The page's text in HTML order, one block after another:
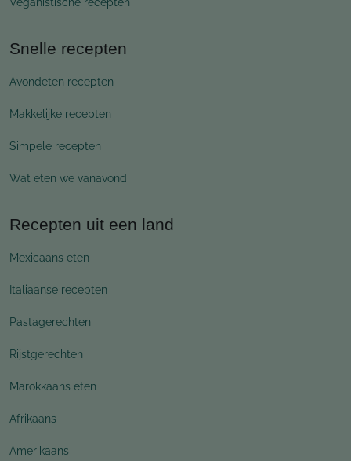
Snelle recepten
Avondeten recepten
Makkelijke recepten
Simpele recepten
Wat eten we vanavond
Recepten uit een land
Mexicaans eten
Italiaanse recepten
Pastagerechten
Rijstgerechten
Marokkaans eten
Afrikaans
Amerikaans